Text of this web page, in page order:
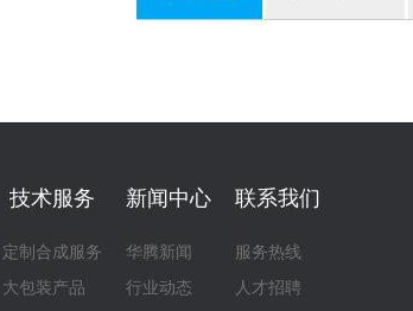
技术服务
定制合成服务
大包装产品
新闻中心
华腾新闻
行业动态
联系我们
服务热线
人才招聘